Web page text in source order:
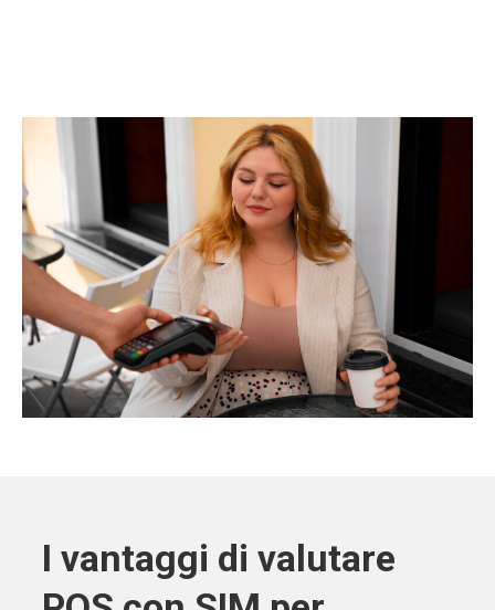
I vantaggi di valutare